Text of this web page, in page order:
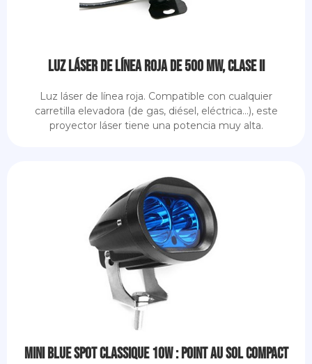
Luz láser de línea roja de 500 mW, clase II
Luz láser de línea roja. Compatible con cualquier
carretilla elevadora (de gas, diésel, eléctrica...), este
proyector láser tiene una potencia muy alta.
Mini Blue Spot Classique 10W : point au sol compact